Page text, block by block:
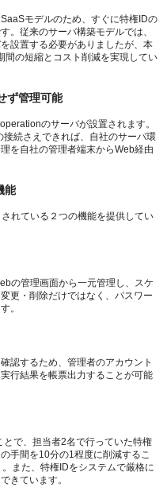
モデルのため、すぐに特権IDの
。従来のサーバ構築モデルでは、
設置する必要がありましたが、本
間の短縮とコスト削減を実現してい
ず管理可能
のサーバが設置されます。
続さえできれば、自社のサーバ環
を自社の管理者端末からWeb経由
能
れている２つの機能を提供してい
の管理画面から一元管理し、スケ
更・削除だけではなく、パスワー
。
認するため、管理者のアカウント
行結果を帳票出力することが可能
で、担当者2名で行っていた特権
手間を10分の1程度に削減するこ
また、特権IDをシステムで厳格に
きています。